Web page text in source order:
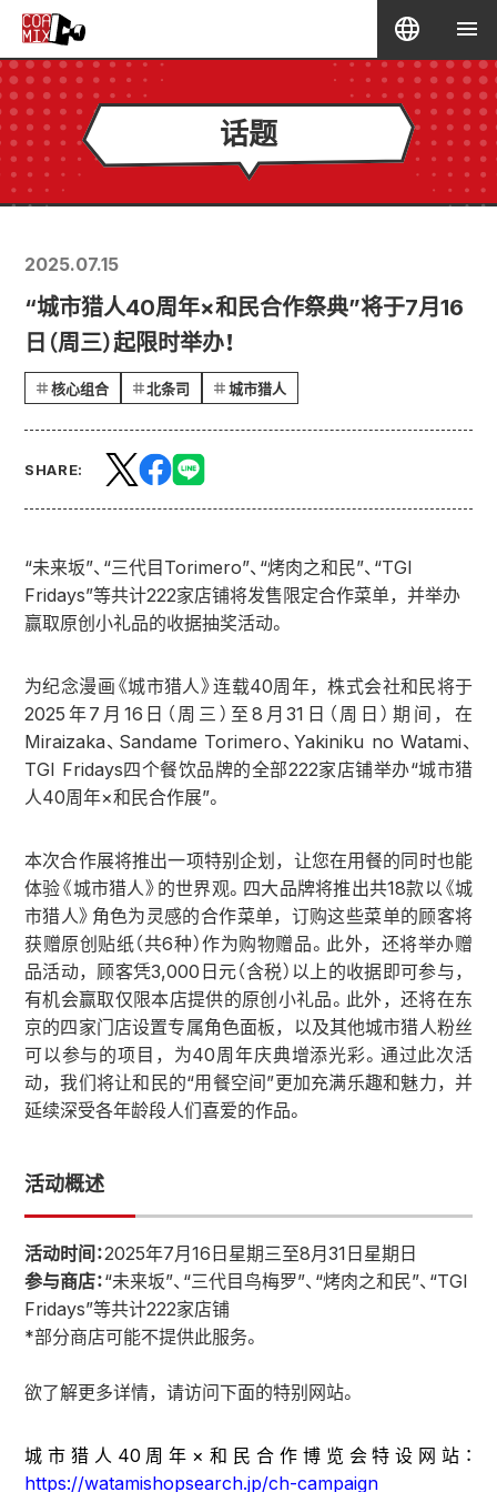
话题
2025.07.15
“城市猎人40周年×和民合作祭典”将于7月16
日（周三）起限时举办！
核心组合 北条司 城市猎人
SHARE:
“未来坂”、“三代目Torimero”、“烤肉之和民”、“TGI
Fridays”等共计222家店铺将发售限定合作菜单，并举办
赢取原创小礼品的收据抽奖活动。
为纪念漫画《城市猎人》连载40周年，株式会社和民将于
2025年7月16日（周三）至8月31日（周日）期间，在
Miraizaka、Sandame Torimero、Yakiniku no Watami、
TGI Fridays四个餐饮品牌的全部222家店铺举办“城市猎
人40周年×和民合作展”。
本次合作展将推出一项特别企划，让您在用餐的同时也能
体验《城市猎人》的世界观。四大品牌将推出共18款以《城
市猎人》角色为灵感的合作菜单，订购这些菜单的顾客将
获赠原创贴纸（共6种）作为购物赠品。此外，还将举办赠
品活动，顾客凭3,000日元（含税）以上的收据即可参与，
有机会赢取仅限本店提供的原创小礼品。此外，还将在东
京的四家门店设置专属角色面板，以及其他城市猎人粉丝
可以参与的项目，为40周年庆典增添光彩。通过此次活
动，我们将让和民的“用餐空间”更加充满乐趣和魅力，并
延续深受各年龄段人们喜爱的作品。
活动概述
活动时间：2025年7月16日星期三至8月31日星期日
参与商店：“未来坂”、“三代目鸟梅罗”、“烤肉之和民”、“TGI
Fridays”等共计222家店铺
*部分商店可能不提供此服务。
欲了解更多详情，请访问下面的特别网站。
城市猎人40周年×和民合作博览会特设网站：
https://watamishopsearch.jp/ch-campaign